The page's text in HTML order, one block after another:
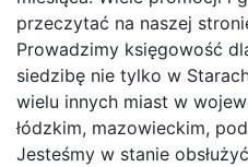
przeczytać na naszej
Prowadzimy księgowość
siedzibę nie tylko w
wielu innych miast w
łódzkim, mazowieckim,
Jesteśmy w stanie